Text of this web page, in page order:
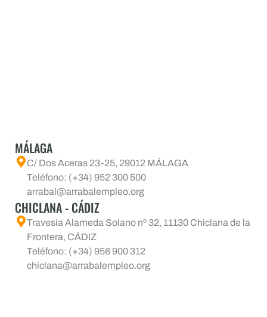
MÁLAGA
C/ Dos Aceras 23-25, 29012 MÁLAGA
Teléfono: (+34) 952 300 500
arrabal@arrabalempleo.org
CHICLANA - CÁDIZ
Travesía Alameda Solano nº 32, 11130 Chiclana de la
Frontera, CÁDIZ
Teléfono: (+34) 956 900 312
chiclana@arrabalempleo.org